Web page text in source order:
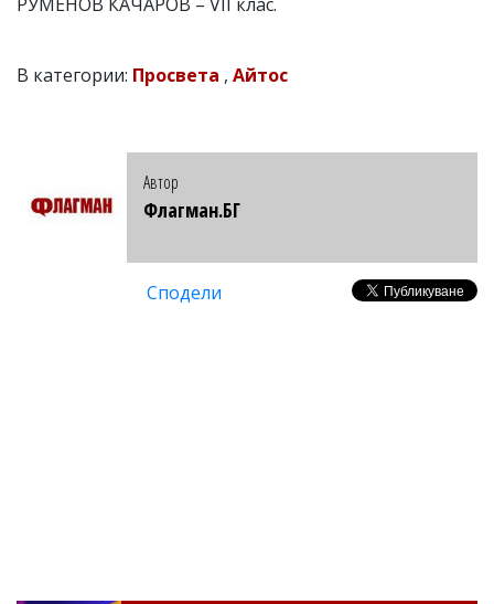
В категории: Просвета , Айтос
Автор
Флагман.БГ
Сподели